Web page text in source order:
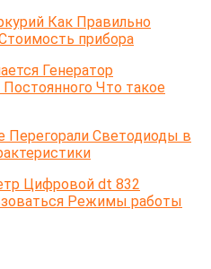
Как Правильно
прибора
Генератор
Что такое
Перегорали Светодиоды в
Цифровой dt 832
Режимы работы